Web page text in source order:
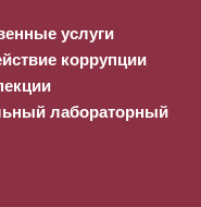
услуги
коррупции
лабораторный